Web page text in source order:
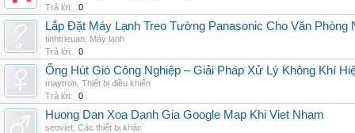
Trả lời:
0
Lắp Đặt Máy Lạnh Treo Tường Panasonic Cho Văn Phòng
tinhtrieuan Máy lạnh
Trả lời:
0
Ống Hút Gió Công Nghiệp – Giải Pháp Xử Lý Không Khí
maytron Thiết bị điều khiển
Trả lời:
0
Huong Dan Xoa Danh Gia Google Map Khi Viet Nham
seoviet Các thiết bị khác